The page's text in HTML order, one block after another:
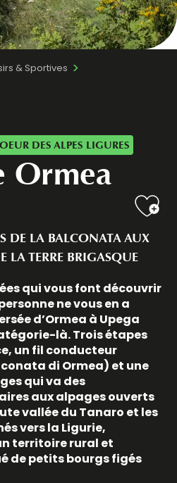
& Sportives
DES ALPES LIGURES
Ormea
DE LA BALCONATA AUX
LA TERRE BRIGASQUE
qui vous font découvrir
ne vous en a
d’Ormea à Upega
là. Trois étapes
un fil conducteur
di Ormea) et une
qui va des
aux alpages ouverts
vallée du Tanaro et les
vers la Ligurie,
territoire rural et
de petits bourgs figés